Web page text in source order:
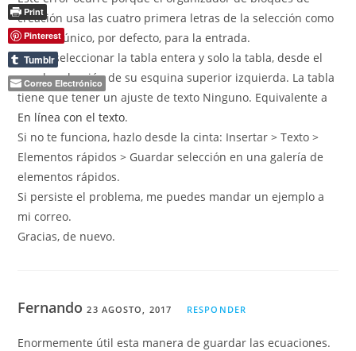
creación usa las cuatro primera letras de la selección como
nombre único, por defecto, para la entrada.
Debes seleccionar la tabla entera y solo la tabla, desde el
asa de selección de su esquina superior izquierda. La tabla
tiene que tener un ajuste de texto Ninguno. Equivalente a
En línea con el texto.
Si no te funciona, hazlo desde la cinta: Insertar > Texto >
Elementos rápidos > Guardar selección en una galería de
elementos rápidos.
Si persiste el problema, me puedes mandar un ejemplo a
mi correo.
Gracias, de nuevo.
Fernando23 AGOSTO, 2017 RESPONDER
Enormemente útil esta manera de guardar las ecuaciones.
Print
Pinterest
Tumblr
Correo Electrónico